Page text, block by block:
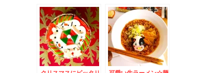
といえば♪ベジップス